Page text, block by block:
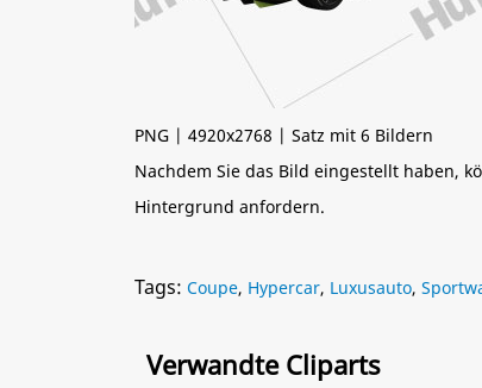
PNG | 4920x2768 | Satz mit 6 Bildern
Nachdem Sie das Bild eingestellt haben,
Hintergrund anfordern.
Tags: Coupe, Hypercar, Luxusauto,
Verwandte Cliparts